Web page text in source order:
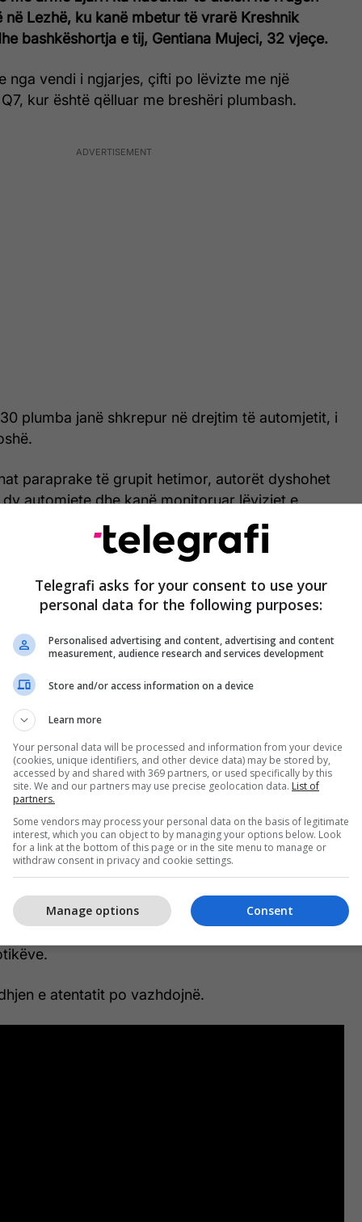
në Lezhë, ku kanë mbetur të vrarë Kreshnik
bashkëshortja e tij, Gentiana Mujeci, 32 vjeçe.
nga vendi i ngjarjes, çifti po lëvizte me një
kur është qëlluar me breshëri plumbash.
plumba janë shkrepur në drejtim të automjetit, i
paraprake të grupit hetimor, autorët dyshohet
automjete dhe kanë monitoruar lëvizjet e
para se të kryenin sulmin.
për identifikimin e mjeteve të përdorura nga
e sigurisë në zonë pritet të ndihmojnë në
tregojnë se, çifti kishte qenë duke drekuar
sulmit, ndërsa dyshohet se autorët i kishin
i daljes nga lokali.
emër i njohur për drejtësinë shqiptare.
ai ishte arrestuar në vitin 2016 bashkë me
e Genc Mëhillit, por më pas ishte shpallur i
e Shkallës së Parë në Shkodër për mungesë
për rigjykim nga Gjykata e Lartë në tetor të
pista, përfshirë konflikte të mundshme të fundit
dyshime për përfshirje në aktivitete të paligjshme
e atentatit po vazhdojnë.
Telegrafi asks for your consent to use your
personal data for the following purposes:
Personalised advertising and content, advertising and content
measurement, audience research and services development
Store and/or access information on a device
Learn more
Your personal data will be processed and information from your device
(cookies, unique identifiers, and other device data) may be stored by,
accessed by and shared with 369 partners, or used specifically by this
site. We and our partners may use precise geolocation data. List of
partners.
Some vendors may process your personal data on the basis of legitimate
interest, which you can object to by managing your options below. Look
for a link at the bottom of this page or in the site menu to manage or
withdraw consent in privacy and cookie settings.
Consent
Manage options